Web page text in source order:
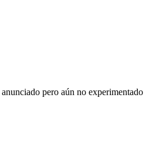
pero aún no experimentado